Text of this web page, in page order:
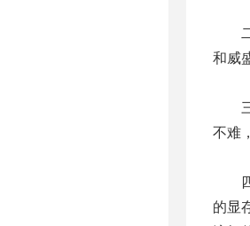
二
和威
三
不难
四
的显